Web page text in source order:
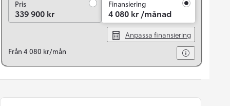
Pris
339 900 kr
Finansiering
4 080 kr /månad
Anpassa finansiering
Från 4 080 kr/mån